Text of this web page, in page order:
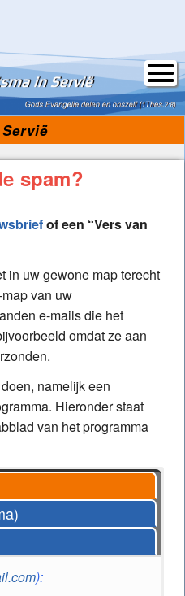
spam?
of een “Vers van
in uw gewone map terecht
van uw
e-mails die het
omdat ze aan
namelijk een
Hieronder staat
van het programma
):